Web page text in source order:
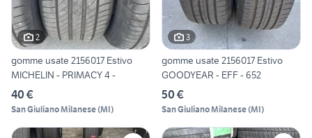
2
gomme usate 2156017 Estivo
MICHELIN - PRIMACY 4 -
40 €
San Giuliano Milanese(MI)
3
gomme usate 2156017 Estivo
GOODYEAR - EFF - 652
50 €
San Giuliano Milanese(MI)